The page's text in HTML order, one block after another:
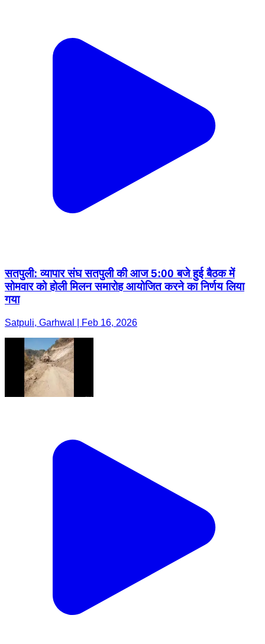
सतपुली: व्यापार संघ सतपुली की आज 5:00 बजे हुई बैठक में
सोमवार को होली मिलन समारोह आयोजित करने का निर्णय लिया
गया
Satpuli, Garhwal | Feb 16, 2026